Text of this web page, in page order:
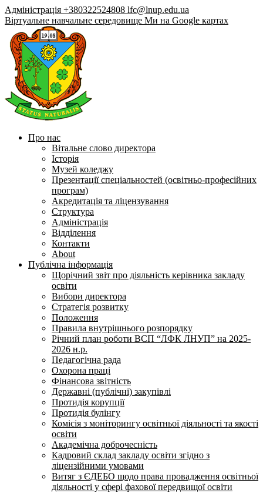
Адміністрація +380322524808 lfc@lnup.edu.ua
Віртуальне навчальне середовище Ми на Google картах
Про нас
Вітальне слово директора
Історія
Музей коледжу
Презентації спеціальностей (освітньо-професійних
програм)
Акредитація та ліцензування
Структура
Адміністрація
Відділення
Контакти
About
Публічна інформація
Щорічний звіт про діяльність керівника закладу
освіти
Вибори директора
Стратегія розвитку
Положення
Правила внутрішнього розпорядку
Річний план роботи ВСП “ЛФК ЛНУП” на 2025-
2026 н.р.
Педагогічна рада
Охорона праці
Фінансова звітність
Державні (публічні) закупівлі
Протидія корупції
Протидія булінгу
Комісія з моніторингу освітньої діяльності та якості
освіти
Академічна доброчесність
Кадровий склад закладу освіти згідно з
ліцензійними умовами
Витяг з ЄДЕБО щодо права провадження освітньої
діяльності у сфері фахової передвищої освіти